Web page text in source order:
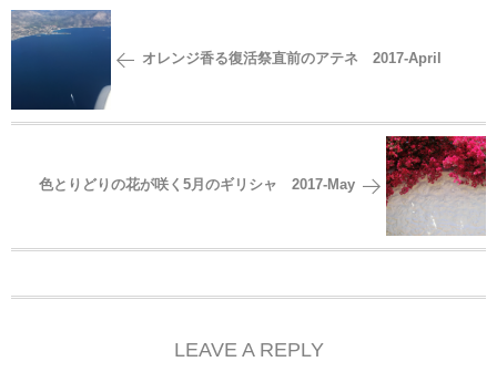
オレンジ香る復活祭直前のアテネ 2017-April
色とりどりの花が咲く5月のギリシャ 2017-May
LEAVE A REPLY